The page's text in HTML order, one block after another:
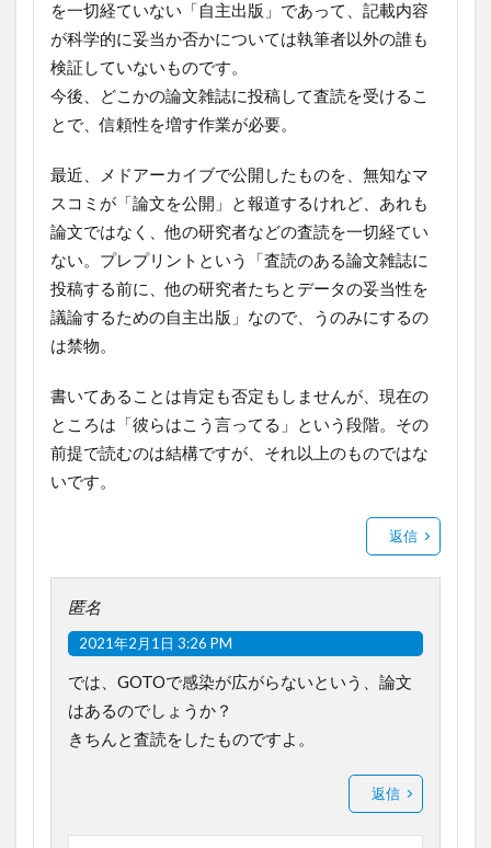
を一切経ていない「自主出版」であって、記載内容
が科学的に妥当か否かについては執筆者以外の誰も
検証していないものです。
今後、どこかの論文雑誌に投稿して査読を受けるこ
とで、信頼性を増す作業が必要。
最近、メドアーカイブで公開したものを、無知なマ
スコミが「論文を公開」と報道するけれど、あれも
論文ではなく、他の研究者などの査読を一切経てい
ない。プレプリントという「査読のある論文雑誌に
投稿する前に、他の研究者たちとデータの妥当性を
議論するための自主出版」なので、うのみにするの
は禁物。
書いてあることは肯定も否定もしませんが、現在の
ところは「彼らはこう言ってる」という段階。その
前提で読むのは結構ですが、それ以上のものではな
いです。
返信
匿名
2021年2月1日 3:26 PM
では、GOTOで感染が広がらないという、論文
はあるのでしょうか？
きちんと査読をしたものですよ。
返信